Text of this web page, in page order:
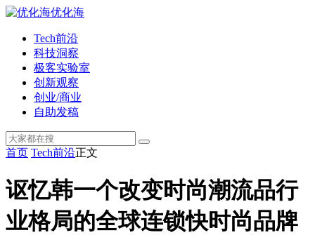
优化海
Tech前沿
科技洞察
极客实验室
创新观察
创业/商业
自助发稿
首页 Tech前沿正文
讴忆韩一个改变时尚潮流品行
业格局的全球连锁快时尚品牌